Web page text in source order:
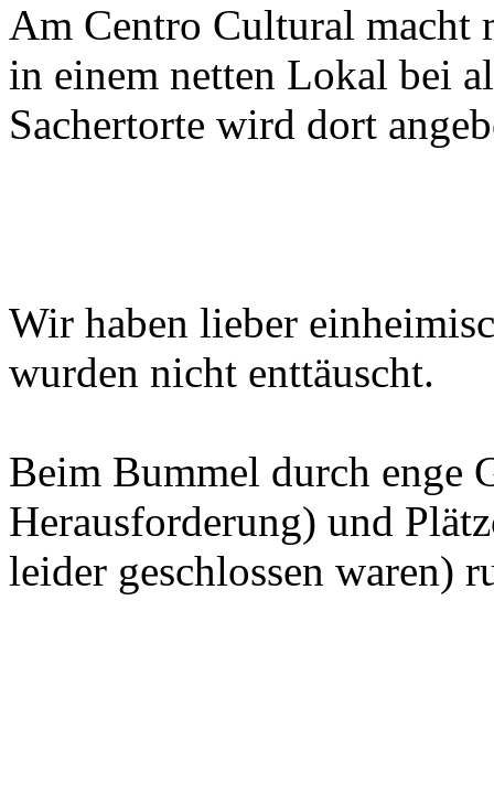
Am Centro Cultural macht
in einem netten Lokal bei
Sachertorte wird dort
Wir haben lieber
wurden nicht enttäuscht.
Beim Bummel durch enge
Herausforderung) und
leider geschlossen waren)